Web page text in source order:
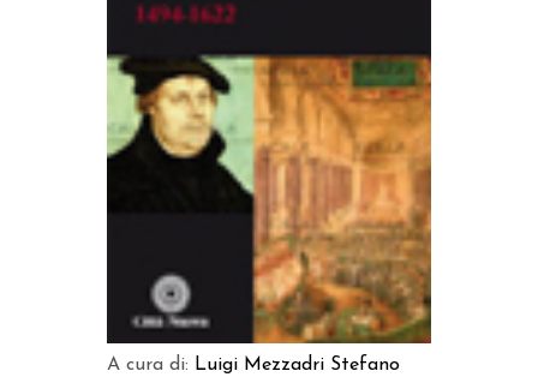
LEGGI TUTTO
A cura di: Luigi Mezzadri Stefano